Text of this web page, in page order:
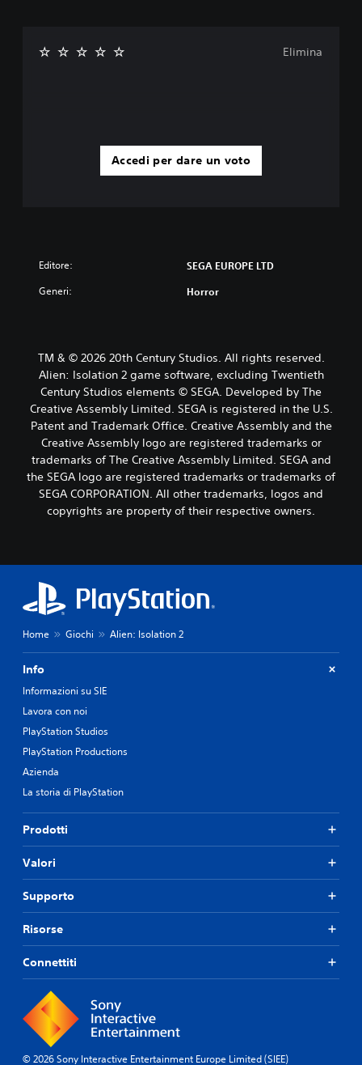
Accedi per dare un voto
Elimina
Editore: SEGA EUROPE LTD
Generi: Horror
TM & © 2026 20th Century Studios. All rights reserved.
Alien: Isolation 2 game software, excluding Twentieth
Century Studios elements © SEGA. Developed by The
Creative Assembly Limited. SEGA is registered in the U.S.
Patent and Trademark Office. Creative Assembly and the
Creative Assembly logo are registered trademarks or
trademarks of The Creative Assembly Limited. SEGA and
the SEGA logo are registered trademarks or trademarks of
SEGA CORPORATION. All other trademarks, logos and
copyrights are property of their respective owners.
Home Giochi Alien: Isolation 2
Info
Informazioni su SIE
Lavora con noi
PlayStation Studios
PlayStation Productions
Azienda
La storia di PlayStation
Prodotti
Valori
Supporto
Risorse
Connettiti
© 2026 Sony Interactive Entertainment Europe Limited (SIEE)